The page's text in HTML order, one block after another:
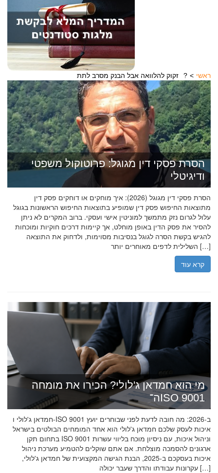
ראשי זקוק להלוואה אבל הבנק מסרב לתת?
הסרת פסקי דין מגוגל: פרוטוקול משפטי
ודיגיטלי
הסרת פסקי דין מגוגל (2026): איך מוחקים או דוחקים פסק דין
מתוצאות החיפוש פסק דין שמופיע בתוצאות החיפוש הראשונות בגוגל
עלול לגרום נזק מתמשך למוניטין אישי ועסקי. ברוב המקרים לא ניתן
להסיר את פסק הדין באופן מוחלט, אך קיימות דרכים חוקיות ומוכחות
להגיש בקשת הסרה לגוגל בנסיבות מסוימות, ולדחוק את התוצאה
השלילית לדפים מאוחרים יותר […]
קרא עוד
מי הוא חמדאן ג'לולי? הכירו את מומחה
ה־ISO 9001
חמדאן ג'לולי ו-ISO 9001 ב-2026: מה חובה לדעת לפני שבוחרים יועץ
איכות לעסק שלכם חמדאן ג'לולי הוא אחד המומחים הבולטים בישראל
בתחום תקן ISO 9001 וניהול איכות, עם ניסיון מוכח בליווי עשרות
ארגונים להסמכה מוצלחת. אם אתם שוקלים להטמיע מערכת ניהול
איכות בעסקכם ב-2025, הבנת הגישה המקצועית של חמדאן ג'לולי,
עקרונות עבודתו והדרך שעבר יכולה […]